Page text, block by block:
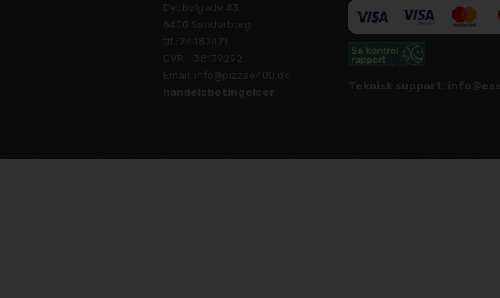
Dybbølgade 43
6400 Sønderborg
Email: info@pizza6400.dk
Teknisk support: